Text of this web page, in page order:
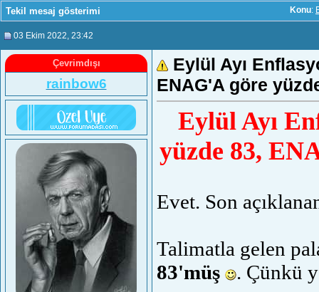
Konu:
Tekil mesaj gösterimi
03 Ekim 2022 , 23:42
Çevrimdışı
rainbow6
Eylül Ayı
ENAG'A göre
Eylül Ayı
yüzde 83,
Evet. Son
Talimatla gelen
83'müş
. Çünkü